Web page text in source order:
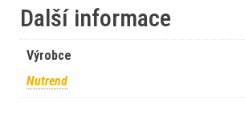
Další informace
Výrobce
Nutrend